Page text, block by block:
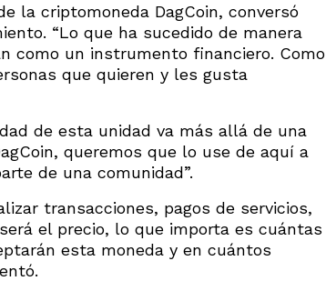
la criptomoneda DagCoin, conversó
“Lo que ha sucedido de manera
como un instrumento financiero. Como
que quieren y les gusta
de esta unidad va más allá de una
queremos que lo use de aquí a
de una comunidad”.
transacciones, pagos de servicios,
el precio, lo que importa es cuántas
esta moneda y en cuántos